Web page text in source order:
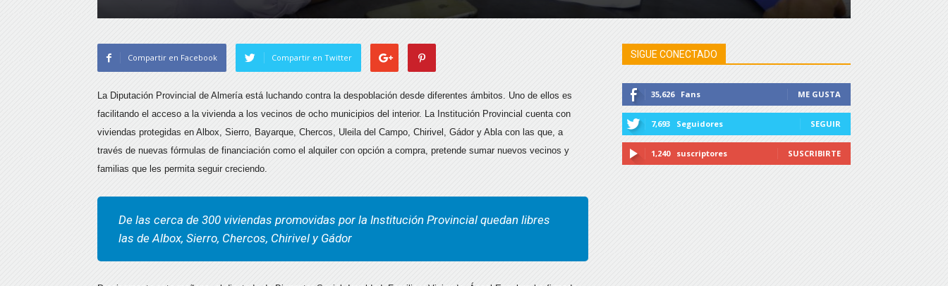
Compartir en Facebook Compartir en Twitter
La Diputación Provincial de Almería está luchando contra la despoblación desde diferentes ámbitos. Uno de ellos es
facilitando el acceso a la vivienda a los vecinos de ocho municipios del interior. La Institución Provincial cuenta con
viviendas protegidas en Albox, Sierro, Bayarque, Chercos, Uleila del Campo, Chirivel, Gádor y Abla con las que, a
través de nuevas fórmulas de financiación como el alquiler con opción a compra, pretende sumar nuevos vecinos y
familias que les permita seguir creciendo.
De las cerca de 300 viviendas promovidas por la Institución Provincial quedan libres
las de Albox, Sierro, Chercos, Chirivel y Gádor
SIGUE CONECTADO
35,626 Fans ME GUSTA
7,693 Seguidores SEGUIR
1,240 suscriptores SUSCRIBIRTE